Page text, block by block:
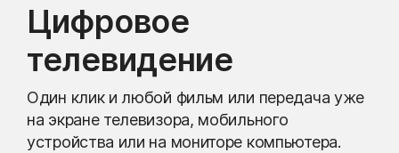
Цифровое
телевидение
Один клик и любой фильм или передача уже
на экране телевизора, мобильного
устройства или на мониторе компьютера.